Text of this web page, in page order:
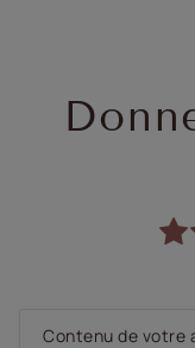
Contenu de votre